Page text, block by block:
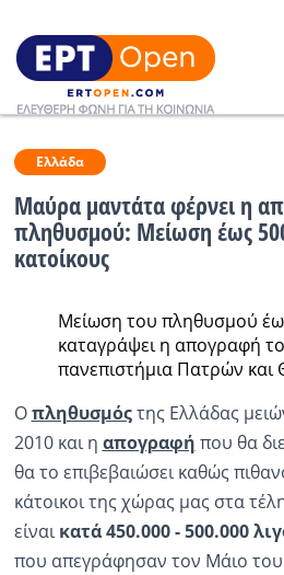
Ειδήσεις
Ελλάδα
Πολιτική
Οικονομία
Αθλητικά
Κόσμος
Ραδιόφωνο LIVE
Ελλάδα
Μαύρα μαντάτα φέρνει η
πληθυσμού: Μείωση έως
κατοίκους
Μείωση του πληθυσμού
καταγράψει η απογραφή
πανεπιστήμια Πατρών και
Οπληθυσμόςτης Ελλάδας
2010 και η απογραφή που θα
θα το επιβεβαιώσει καθώς
κάτοικοι της χώρας μας στα
είναικατά 450.000 - 500.000
που απεγράφησαν τον Μάιο του